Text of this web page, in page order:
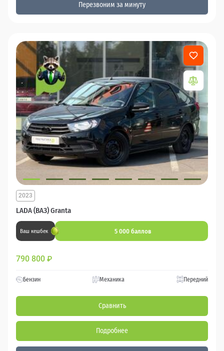
Перезвоним за минуту
LADA (ВАЗ) Granta
2023
Ваш кешбек 5 000 баллов
790 800 ₽
Бензин Механика Передний
Сравнить
Подробнее